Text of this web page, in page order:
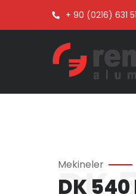
+ 90 (0216) 631
Mekineler
DK